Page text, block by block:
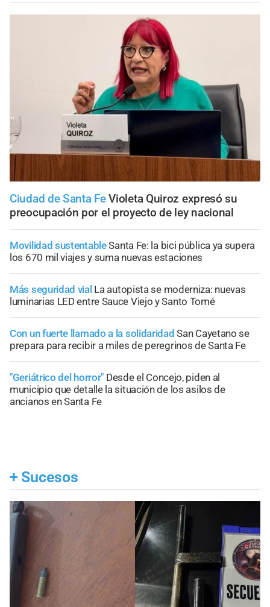
Ciudad de Santa Fe Violeta Quiroz expresó su
preocupación por el proyecto de ley nacional
Movilidad sustentableSanta Fe: la bici pública ya supera
los 670 mil viajes y suma nuevas estaciones
Más seguridad vial La autopista se moderniza: nuevas
luminarias LED entre Sauce Viejo y Santo Tomé
Con un fuerte llamado a la solidaridad San Cayetano se
prepara para recibir a miles de peregrinos de Santa Fe
"Geriátrico del horror" Desde el Concejo, piden al
municipio que detalle la situación de los asilos de
ancianos en Santa Fe
+ Sucesos